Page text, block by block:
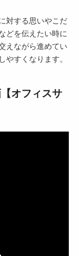
対する思いやこだ
どを伝えたい時に
えながら進めてい
やすくなります。
オフィスサ